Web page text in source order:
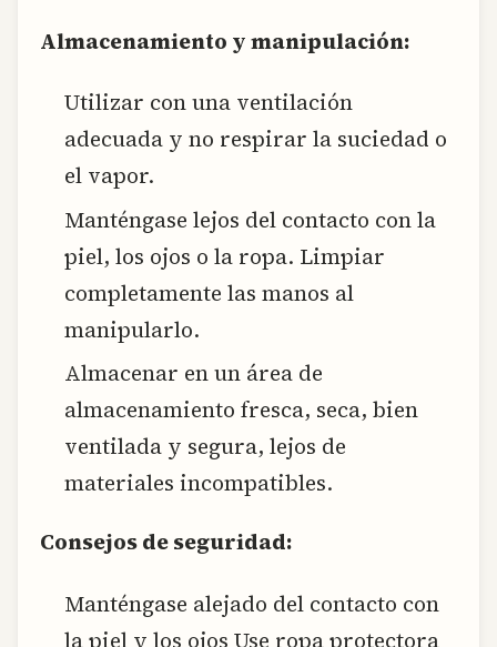
Almacenamiento y manipulación:
Utilizar con una ventilación
adecuada y no respirar la suciedad o
el vapor.
Manténgase lejos del contacto con la
piel, los ojos o la ropa. Limpiar
completamente las manos al
manipularlo.
Almacenar en un área de
almacenamiento fresca, seca, bien
ventilada y segura, lejos de
materiales incompatibles.
Consejos de seguridad:
Manténgase alejado del contacto con
la piel y los ojos Use ropa protectora